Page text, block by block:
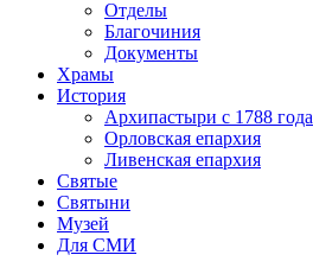
Отделы
Благочиния
Документы
Храмы
История
Архипастыри с 1788 года
Орловская епархия
Ливенская епархия
Святые
Святыни
Музей
Для СМИ